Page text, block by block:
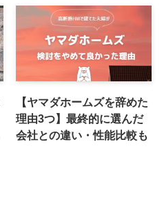
【ヤマダホームズを辞めた
理由3つ】最終的に選んだ
会社との違い・性能比較も